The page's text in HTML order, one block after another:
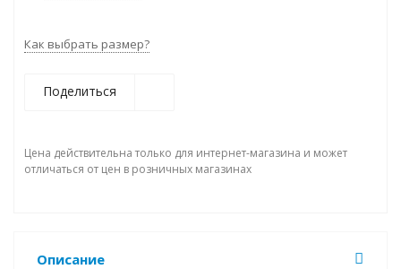
Как выбрать размер?
Поделиться
Цена действительна только для интернет-магазина и может
отличаться от цен в розничных магазинах
Описание